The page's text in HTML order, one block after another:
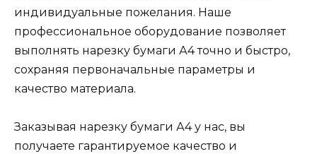
индивидуальные пожелания. Наше
профессиональное оборудование позволяет
выполнять нарезку бумаги А4 точно и быстро,
сохраняя первоначальные параметры и
качество материала.
Заказывая нарезку бумаги А4 у нас, вы
получаете гарантируемое качество и